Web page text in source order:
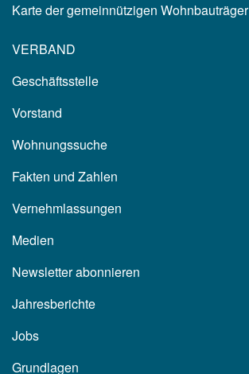
Karte der gemeinnützigen Wohnbauträger
VERBAND
Geschäftsstelle
Vorstand
Wohnungssuche
Fakten und Zahlen
Vernehmlassungen
Medien
Newsletter abonnieren
Jahresberichte
Jobs
Grundlagen